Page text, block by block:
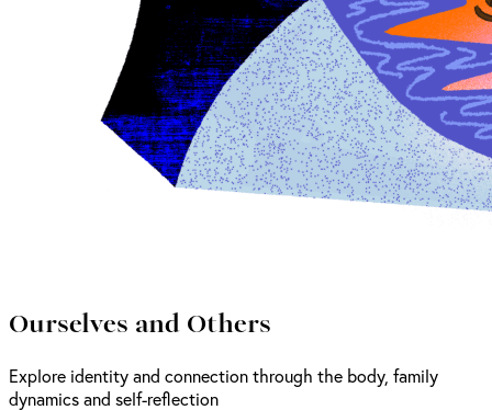
Ourselves and Others
Explore identity and connection through the body, family
dynamics and self-reflection